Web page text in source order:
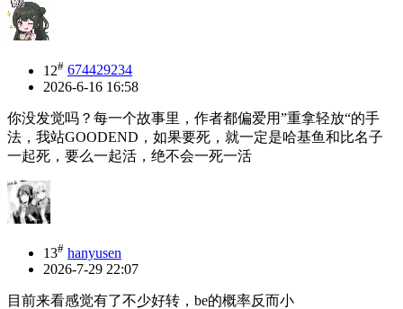
12# 674429234
2026-6-16 16:58
你没发觉吗？每一个故事里，作者都偏爱用”重拿轻放“的手
法，我站GOODEND，如果要死，就一定是哈基鱼和比名子
一起死，要么一起活，绝不会一死一活
13# hanyusen
2026-7-29 22:07
目前来看感觉有了不少好转，be的概率反而小